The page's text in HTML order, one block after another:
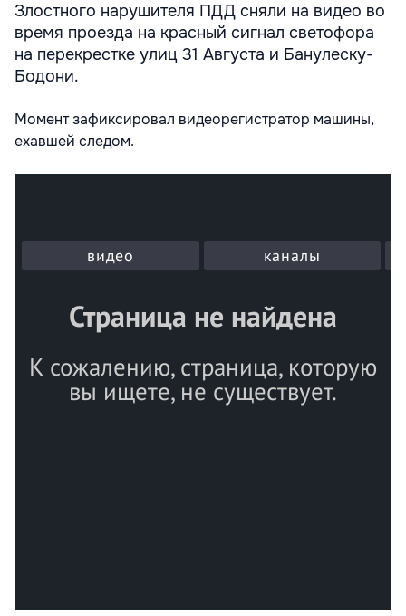
Злостного нарушителя ПДД сняли на видео во
время проезда на красный сигнал светофора
на перекрестке улиц 31 Августа и Банулеску-
Бодони.
Момент зафиксировал видеорегистратор машины,
ехавшей следом.